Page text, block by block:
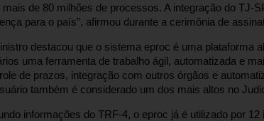
mais de 80 milhões de processos. A integração do TJ-
para o país”, afirmou durante a cerimônia de
destacou que o sistema eproc é uma plataforma
uma ferramenta de trabalho ágil, automatizada e
de prazos, integração com outros órgãos e
também é considerado um dos mais altos no
informações do TRF-4, o eproc já é utilizado por